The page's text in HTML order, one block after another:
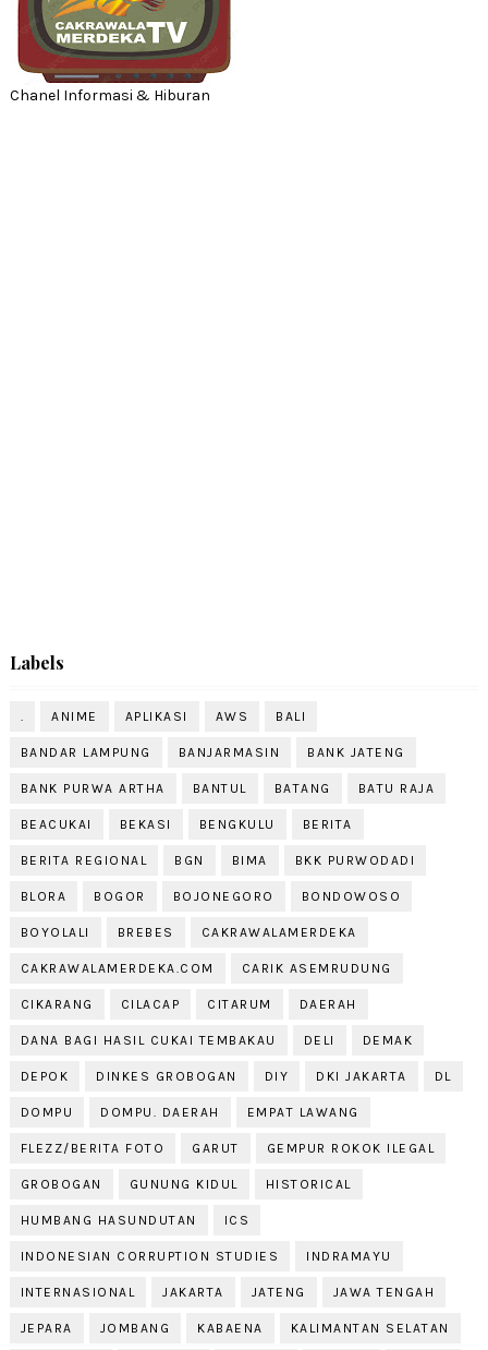
Chanel Informasi & Hiburan
Labels
ANIME APLIKASI AWS BALI
BANDAR LAMPUNG BANJARMASIN BANK JATENG
BANK PURWA ARTHA BANTUL BATANG BATU RAJA
BEACUKAI BEKASI BENGKULU BERITA
BERITA REGIONAL BGN BIMA BKK PURWODADI
BLORA BOGOR BOJONEGORO BONDOWOSO
BOYOLALI BREBES CAKRAWALAMERDEKA
CAKRAWALAMERDEKA.COM CARIK ASEMRUDUNG
CIKARANG CILACAP CITARUM DAERAH
DANA BAGI HASIL CUKAI TEMBAKAU DELI DEMAK
DEPOK DINKES GROBOGAN DIY DKI JAKARTA DL
DOMPU DOMPU. DAERAH EMPAT LAWANG
FLEZZ/BERITA FOTO GARUT GEMPUR ROKOK ILEGAL
GROBOGAN GUNUNG KIDUL HISTORICAL
HUMBANG HASUNDUTAN ICS
INDONESIAN CORRUPTION STUDIES INDRAMAYU
INTERNASIONAL JAKARTA JATENG JAWA TENGAH
JEPARA JOMBANG KABAENA KALIMANTAN SELATAN